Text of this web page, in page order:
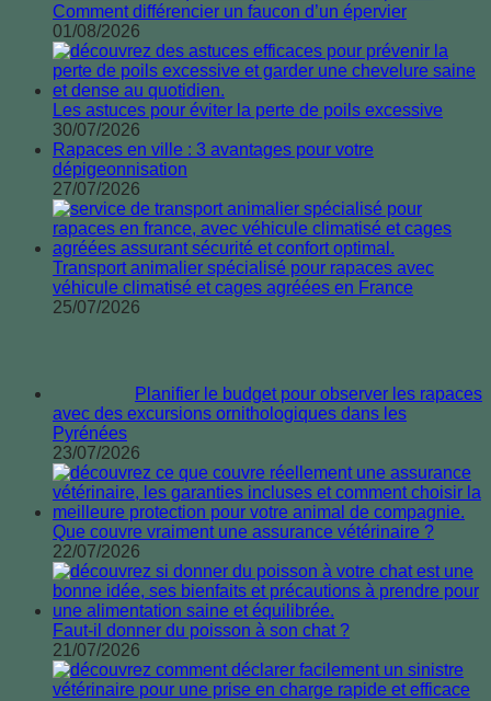
Comment différencier un faucon d’un épervier
01/08/2026
Les astuces pour éviter la perte de poils excessive
30/07/2026
Rapaces en ville : 3 avantages pour votre
dépigeonnisation
27/07/2026
Transport animalier spécialisé pour rapaces avec
véhicule climatisé et cages agréées en France
25/07/2026
Planifier le budget pour observer les rapaces avec des
excursions ornithologiques dans les Pyrénées
23/07/2026
Que couvre vraiment une assurance vétérinaire ?
22/07/2026
Faut-il donner du poisson à son chat ?
21/07/2026